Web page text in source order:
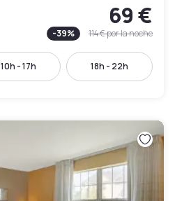
69 €
-39% 114 €por la noche
10h - 17h 18h - 22h